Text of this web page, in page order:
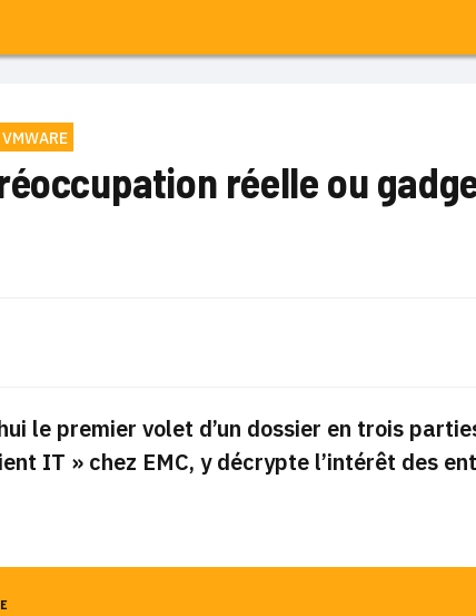
VMWARE
réelle ou
le premier volet d’un dossier en trois
IT » chez EMC, y décrypte l’intérêt des